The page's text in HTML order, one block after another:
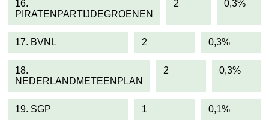
16.
PIRATENPARTIJDEGROENEN
2 0,3%
17. BVNL 2 0,3%
18.
NEDERLANDMETEENPLAN
2 0,3%
19. SGP 1 0,1%